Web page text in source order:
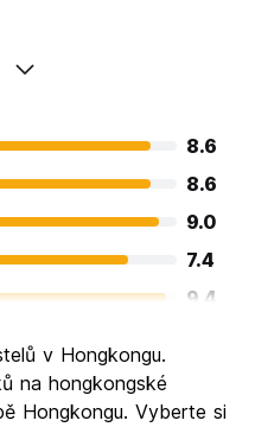
8.6
8.6
9.0
7.4
9.4
8.4
v Hongkongu.
na hongkongské
Hongkongu. Vyberte si